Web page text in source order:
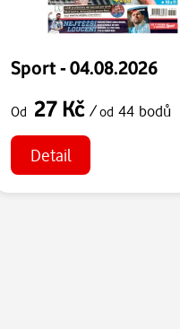
Sport - 04.08.2026
Od 27 Kč /od 44 bodů
Detail